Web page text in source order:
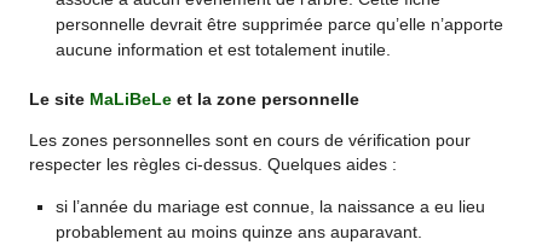
personnelle devrait être supprimée parce qu’elle n’apporte
aucune information et est totalement inutile.
Le site MaLiBeLe et la zone personnelle
Les zones personnelles sont en cours de vérification pour
respecter les règles ci-dessus. Quelques aides :
si l’année du mariage est connue, la naissance a eu lieu
probablement au moins quinze ans auparavant.